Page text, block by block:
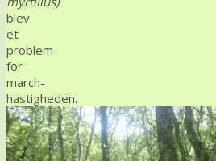
blev
et
problem
for
march-
hastigheden.